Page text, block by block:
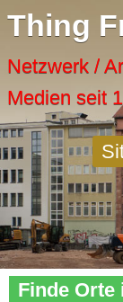
Thing
Netzwerk /
Medien seit
Home»Tags
Finde Orte
Cool
Activity
Recent